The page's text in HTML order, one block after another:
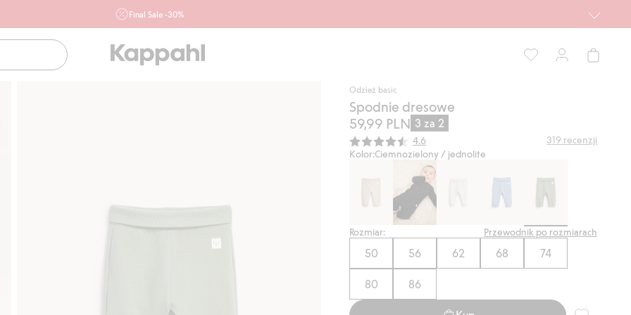
Final Sale -30%
ofertę, również z działu outlet do 10.8 w sklepach Kappahl i
Newbie oraz na kappahl.com. Ofert nie łączymy
Odzież basic
Spodnie dresowe
59,99 PLN 3 za 2
Średnia ocena:
4.6 319 recenzji
Kolor:Ciemnozielony / jednolite
Rozmiar: Przewodnik po rozmiarach
50 56 62 68 74
80 86